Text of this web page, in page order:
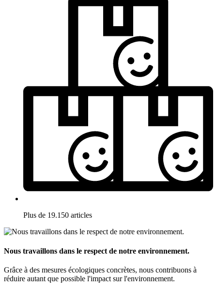
Plus de 19.150 articles
Nous travaillons dans le respect de notre environnement.
Grâce à des mesures écologiques concrètes, nous contribuons à
réduire autant que possible l'impact sur l'environnement.